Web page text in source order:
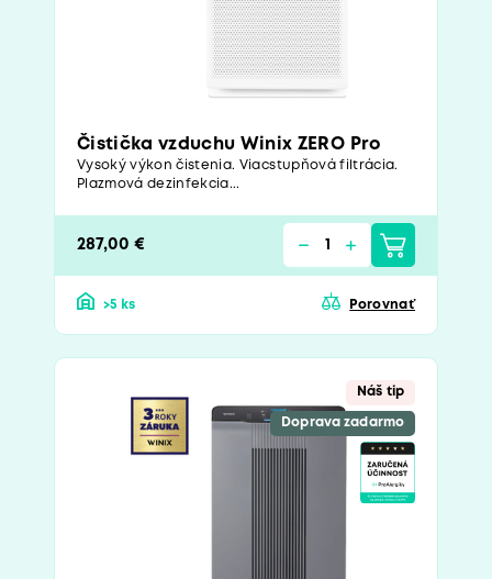
Čistička vzduchu Winix ZERO Pro
Vysoký výkon čistenia. Viacstupňová filtrácia.
Plazmová dezinfekcia...
287,00 €
>5 ks Porovnať
Náš tip
Doprava zadarmo